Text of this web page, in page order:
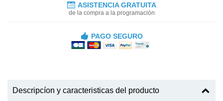
ASISTENCIA GRATUITA
de la compra a la programación
PAGO SEGURO
Descripcíon y caracteristicas del producto